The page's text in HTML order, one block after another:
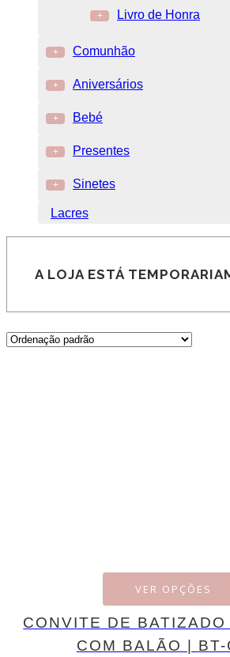
+ Livro de Honra
+ Comunhão
+ Aniversários
+ Bebé
+ Presentes
+ Sinetes
Lacres
A LOJA ESTÁ
VER OPÇÕES
CONVITE DE BATIZADO
COM BALÃO | BT-